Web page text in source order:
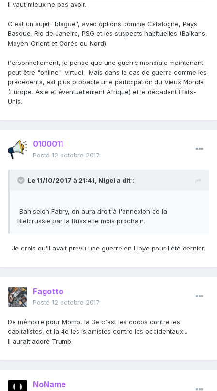
Il vaut mieux ne pas avoir.
C'est un sujet "blague", avec options comme Catalogne, Pays
Basque, Rio de Janeiro, PSG et les suspects habituelles (Balkans,
Moyen-Orient et Corée du Nord).
Personnellement, je pense que une guerre mondiale maintenant
peut être "online", virtuel. Mais dans le cas de guerre comme les
précédents, est plus probable une participation du Vieux Monde
(Europe, Asie et éventuellement Afrique) et le décadent États-
Unis.
0100011
Posté 12 octobre 2017
Le 11/10/2017 à 21:41, Nigel a dit :
Bah selon Fabry, on aura droit à l'annexion de la
Biélorussie par la Russie le mois prochain.
Je crois qu'il avait prévu une guerre en Libye pour l'été dernier.
Fagotto
Posté 12 octobre 2017
De mémoire pour Momo, la 3e c'est les cocos contre les
capitalistes, et la 4e les islamistes contre les occidentaux...
Il aurait adoré Trump.
NoName